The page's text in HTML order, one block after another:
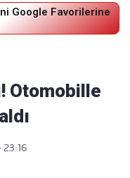
Google Favorilerine
Otomobille
23:16